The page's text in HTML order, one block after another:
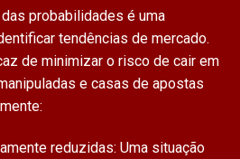
probabilidades é uma
tendências de mercado.
de minimizar o risco de cair em
e casas de apostas
reduzidas: Uma situação